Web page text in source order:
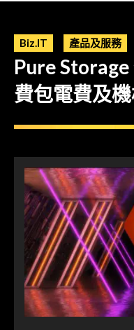
Biz.IT 產品及服務
Pure
費包電費及